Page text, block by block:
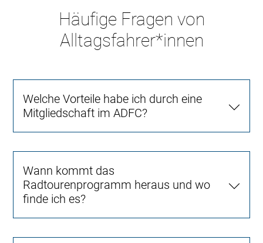
Häufige Fragen von
Alltagsfahrer*innen
Welche Vorteile habe ich durch eine
Mitgliedschaft im ADFC?
Wann kommt das
Radtourenprogramm heraus und wo
finde ich es?